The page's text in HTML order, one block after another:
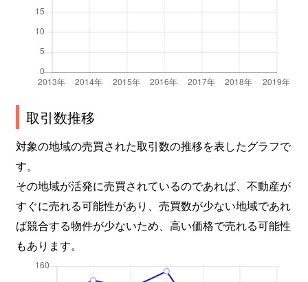
取引数推移
対象の地域の売買された取引数の推移を表したグラフで
す。
その地域が活発に売買されているのであれば、不動産が
すぐに売れる可能性があり、売買数が少ない地域であれ
ば競合する物件が少ないため、高い価格で売れる可能性
もあります。